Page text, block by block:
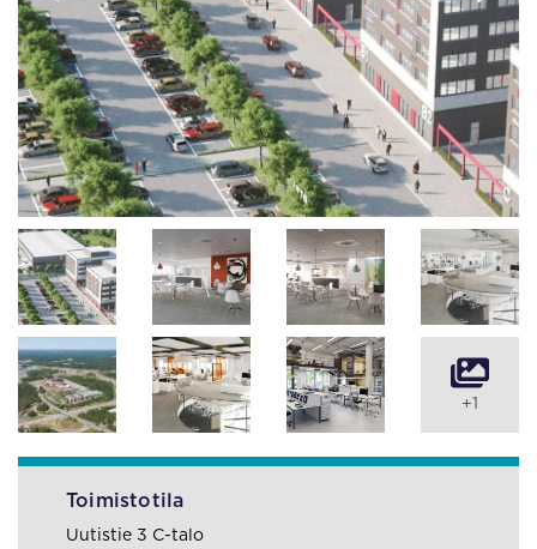
+1
Toimistotila
Uutistie 3 C-talo